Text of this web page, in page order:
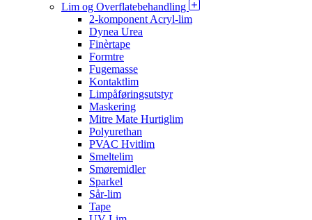
Lim og Overflatebehandling
2-komponent Acryl-lim
Dynea Urea
Finèrtape
Formtre
Fugemasse
Kontaktlim
Limpåføringsutstyr
Maskering
Mitre Mate Hurtiglim
Polyurethan
PVAC Hvitlim
Smeltelim
Smøremidler
Sparkel
Sår-lim
Tape